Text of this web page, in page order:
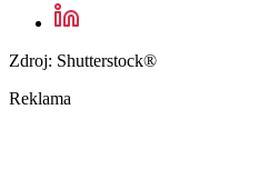
Zdroj: Shutterstock®
Reklama